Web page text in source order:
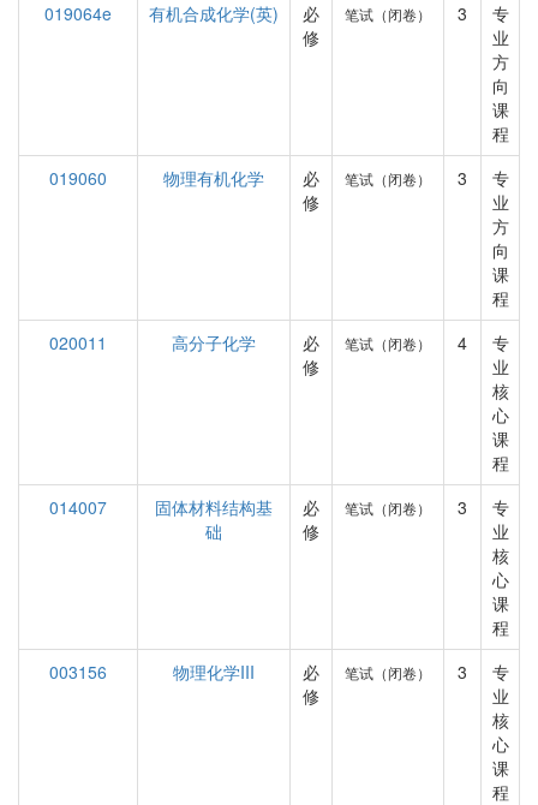
019064e
有机合成化学(英)
必
修
笔试（闭卷） 3
专
业
方
向
课
程
019060
物理有机化学
必
修
笔试（闭卷） 3
专
业
方
向
课
程
020011
高分子化学
必
修
笔试（闭卷） 4
专
业
核
心
课
程
014007
固体材料结构基
础
必
修
笔试（闭卷） 3
专
业
核
心
课
程
003156
物理化学III
必
修
笔试（闭卷） 3
专
业
核
心
课
程